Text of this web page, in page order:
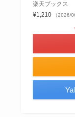
楽天ブックス
¥1,210
（2026/